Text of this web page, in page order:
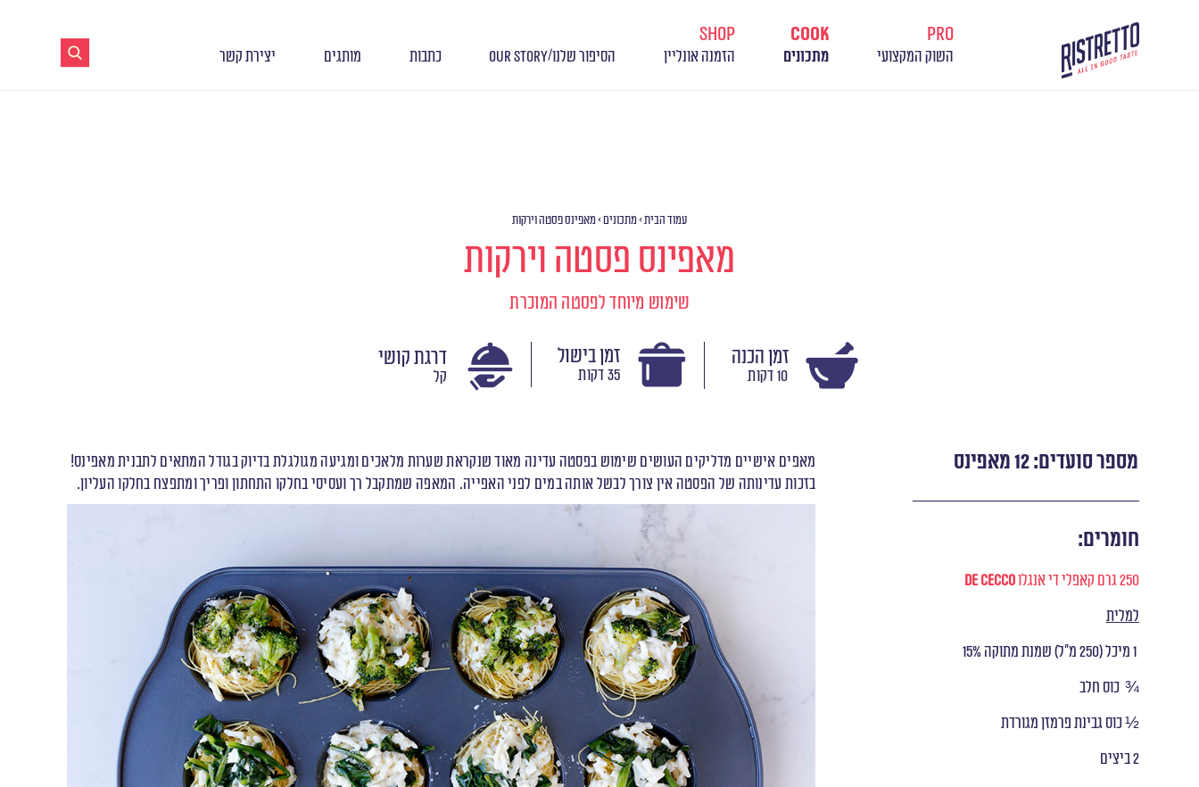
pro
השוק המקצועי
cook
מתכונים
shop
הזמנה אונליין הסיפור שלנו/
OUR STORY כתבות מותגים יצירת קשר
עמוד הבית>מתכונים>מאפינס פסטה וירקות
מאפינס פסטה וירקות
שימוש מיוחד לפסטה המוכרת
זמן הכנה
10 דקות
זמן בישול
35 דקות
דרגת קושי
קל
מספר סועדים: 12 מאפינס
חומרים:
250 גרם קאפלי די אנגלו
DE CECCO
למלית
1 מיכל (250 מ״ל) שמנת מתוקה 15%
¾ כוס חלב
½ כוס גבינת פרמזן מגורדת
2 ביצים
מאפים אישיים מדליקים העושים שימוש בפסטה עדינה מאוד שנקראת שערות מלאכים ומגיעה מגולגלת בדיוק בגודל המתאים לתבנית מאפינס!
בזכות עדינותה של הפסטה אין צורך לבשל אותה במים לפני האפייה. המאפה שמתקבל רך ועסיסי בחלקו התחתון ופריך ומתפצח בחלקו העליון.